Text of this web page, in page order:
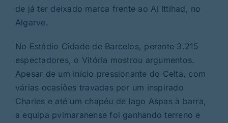
de já ter deixado marca frente ao Al Ittihad, no
Algarve.
No Estádio Cidade de Barcelos, perante 3.215
espectadores, o Vitória mostrou argumentos.
Apesar de um início pressionante do Celta, com
várias ocasiões travadas por um inspirado
Charles e até um chapéu de Iago Aspas à barra,
a equipa pvimaranense foi ganhando terreno e